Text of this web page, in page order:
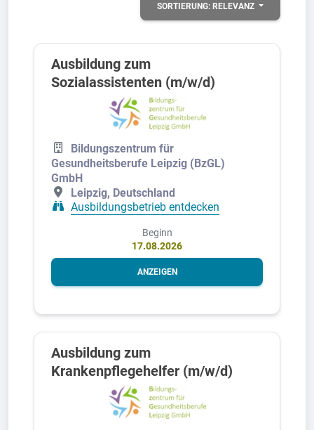
SORTIERUNG: RELEVANZ
Ausbildung zum
Sozialassistenten (m/w/d)
Bildungszentrum für
Gesundheitsberufe Leipzig (BzGL)
GmbH
Leipzig, Deutschland
Ausbildungsbetrieb entdecken
Beginn
17.08.2026
ANZEIGEN
Ausbildung zum
Krankenpflegehelfer (m/w/d)